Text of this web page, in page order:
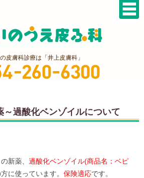
皮膚科診療は「井上皮膚科」
～過酸化ベンゾイルについて
新薬、 過酸化ベンゾイル(商品名：ベピ
に使っています。 保険適応です。